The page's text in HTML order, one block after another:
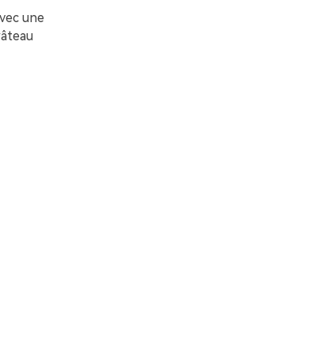
une